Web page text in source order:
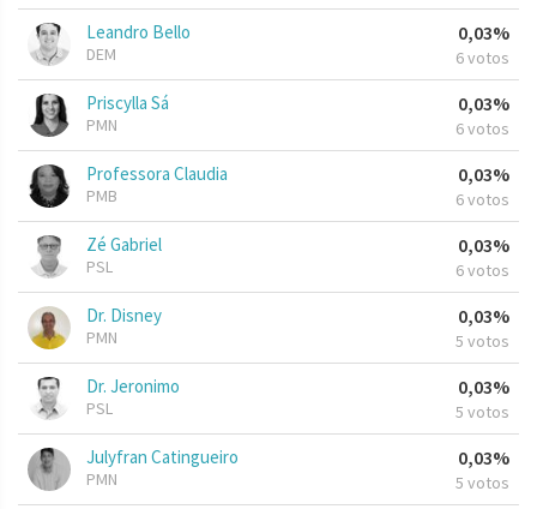
Leandro Bello
DEM
0,03%
6 votos
Priscylla Sá
PMN
0,03%
6 votos
Professora Claudia
PMB
0,03%
6 votos
Zé Gabriel
PSL
0,03%
6 votos
Dr. Disney
PMN
0,03%
5 votos
Dr. Jeronimo
PSL
0,03%
5 votos
Julyfran Catingueiro
PMN
0,03%
5 votos